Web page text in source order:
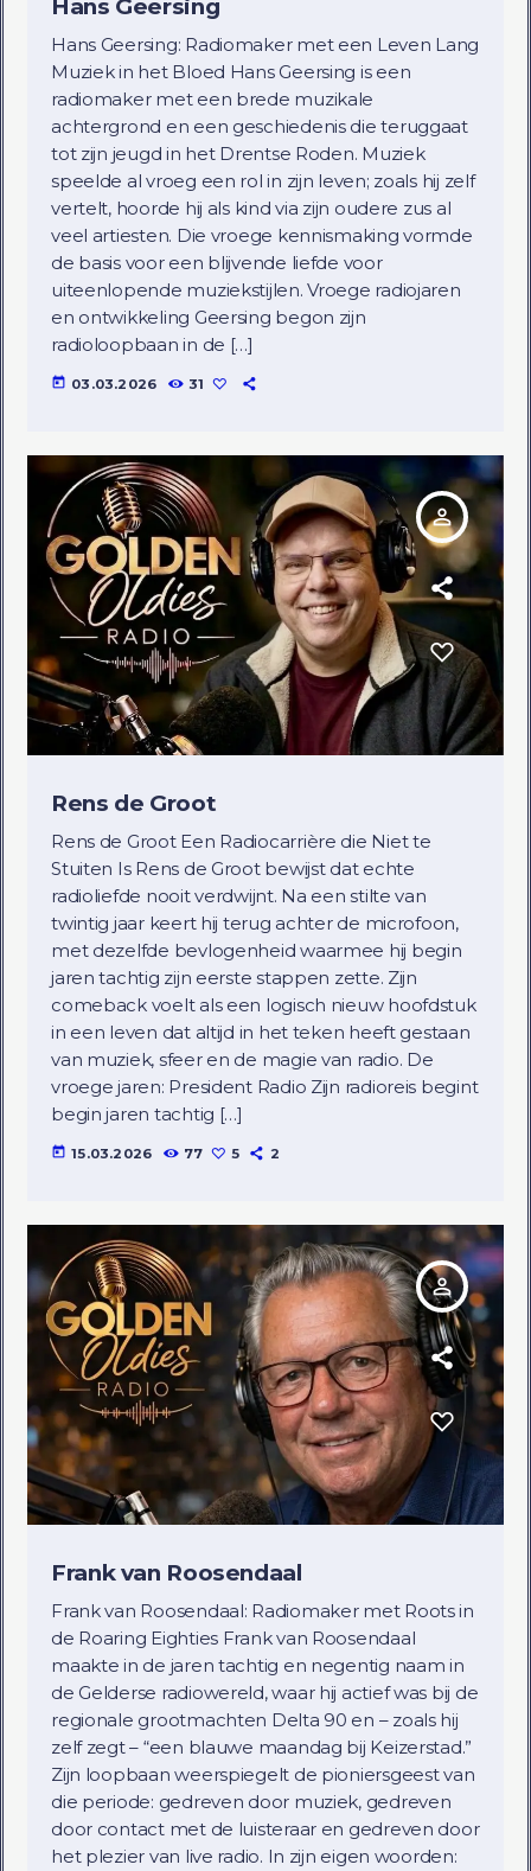
Hans Geersing
Hans Geersing: Radiomaker met een Leven Lang
Muziek in het Bloed Hans Geersing is een
radiomaker met een brede muzikale
achtergrond en een geschiedenis die teruggaat
tot zijn jeugd in het Drentse Roden. Muziek
speelde al vroeg een rol in zijn leven; zoals hij zelf
vertelt, hoorde hij als kind via zijn oudere zus al
veel artiesten. Die vroege kennismaking vormde
de basis voor een blijvende liefde voor
uiteenlopende muziekstijlen. Vroege radiojaren
en ontwikkeling Geersing begon zijn
radioloopbaan in de […]
today 03.03.2026 31
person_outline
Rens de Groot
Rens de Groot Een Radiocarrière die Niet te
Stuiten Is Rens de Groot bewijst dat echte
radioliefde nooit verdwijnt. Na een stilte van
twintig jaar keert hij terug achter de microfoon,
met dezelfde bevlogenheid waarmee hij begin
jaren tachtig zijn eerste stappen zette. Zijn
comeback voelt als een logisch nieuw hoofdstuk
in een leven dat altijd in het teken heeft gestaan
van muziek, sfeer en de magie van radio. De
vroege jaren: President Radio Zijn radioreis begint
begin jaren tachtig […]
today 15.03.2026 77 5 2
person_outline
Frank van Roosendaal
Frank van Roosendaal: Radiomaker met Roots in
de Roaring Eighties Frank van Roosendaal
maakte in de jaren tachtig en negentig naam in
de Gelderse radiowereld, waar hij actief was bij de
regionale grootmachten Delta 90 en – zoals hij
zelf zegt – “een blauwe maandag bij Keizerstad.”
Zijn loopbaan weerspiegelt de pioniersgeest van
die periode: gedreven door muziek, gedreven
door contact met de luisteraar en gedreven door
het plezier van live radio. In zijn eigen woorden: